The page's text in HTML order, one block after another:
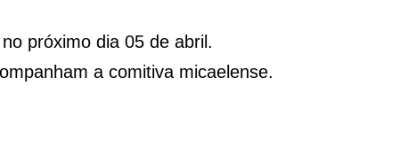
próximo dia 05 de abril.
a comitiva micaelense.